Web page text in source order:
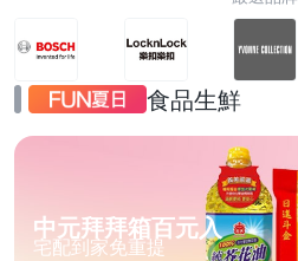
食品生鮮
中元拜拜箱百元入
宅配到家免重提